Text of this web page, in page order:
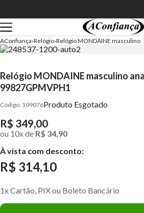
AConfiança Relógio Relógio MONDAINE masculino
Relógio MONDAINE masculino
99827GPMVPH1
109076Produto Esgotado
R$ 349,00
ou 10xde R$ 34,90
À vista com desconto:
R$ 314,10
1x Cartão, PIX ou Boleto Bancário